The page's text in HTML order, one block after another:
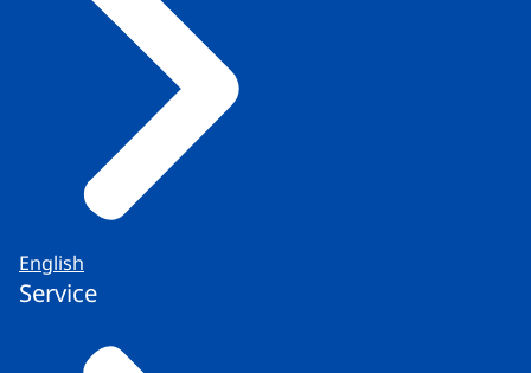
English
Service